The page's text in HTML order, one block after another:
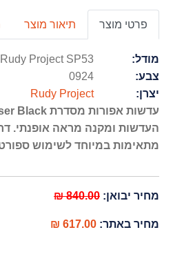
Rydon SP530906 Matte Black Laser
פרטי מוצר תיאור מוצר
מודל:
Rudy Project SP53
צבע:
0924
יצרן:
Rudy Project
מתאימות במיוחד לשימוש
מחיר יבואן: 840.00 ₪
מחיר באתר: 617.00 ₪